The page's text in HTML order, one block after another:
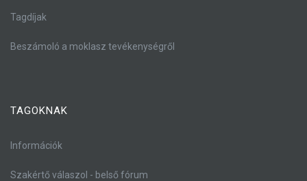
Tagdíjak
Beszámoló a moklasz tevékenységről
TAGOKNAK
Információk
Szakértő válaszol - belső fórum